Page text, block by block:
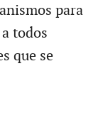
para
todos
que se